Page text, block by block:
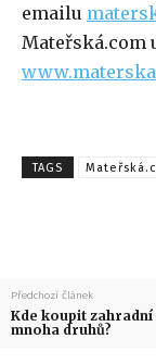
emailu
Mateřská.com
TAGS
Předchozí článek
Kde koupit
mnoha druhů?